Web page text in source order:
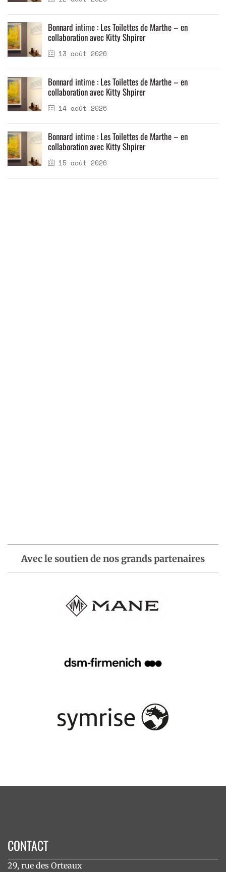
13 août 2026
Bonnard intime : Les Toilettes de Marthe – en
collaboration avec Kitty Shpirer
14 août 2026
Bonnard intime : Les Toilettes de Marthe – en
collaboration avec Kitty Shpirer
15 août 2026
Bonnard intime : Les Toilettes de Marthe – en
collaboration avec Kitty Shpirer
Avec le soutien de nos grands partenaires
CONTACT
29, rue des Orteaux